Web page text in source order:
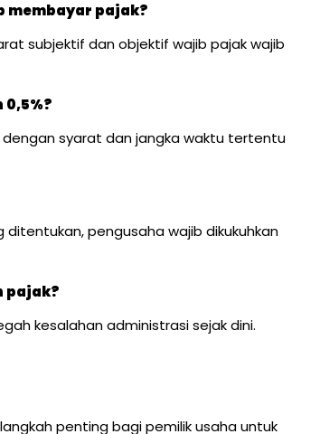
membayar pajak?
subjektif dan objektif wajib pajak wajib
0,5%?
dengan syarat dan jangka waktu tertentu
pengusaha wajib dikukuhkan
pajak?
kesalahan administrasi sejak dini.
penting bagi pemilik usaha untuk